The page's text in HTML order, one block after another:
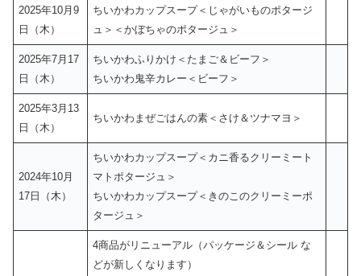
2025年10月9
日（木）
ちいかわカップスープ＜じゃがいものポタージ
ュ＞＜かぼちゃのポタージュ＞
2025年7月17
日（木）
ちいかわふりかけ＜たまご＆ビーフ＞
ちいかわ鬼辛カレー＜ビーフ＞
2025年3月13
日（木）
ちいかわまぜごはんの素＜さけ＆ツナマヨ＞
2024年10月
17日（木）
ちいかわカップスープ＜カニ香るクリーミート
マトポタージュ＞
ちいかわカップスープ＜きのこのクリーミーポ
タージュ＞
4商品がリニューアル（パッケージ＆シール な
どが新しくなります）